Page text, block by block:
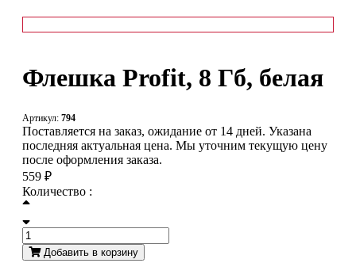
Флешка Profit, 8 Гб, белая
Артикул: 794
Поставляется на заказ, ожидание от 14 дней. Указана
последняя актуальная цена. Мы уточним текущую цену
после оформления заказа.
559 ₽
Количество :
Добавить в корзину